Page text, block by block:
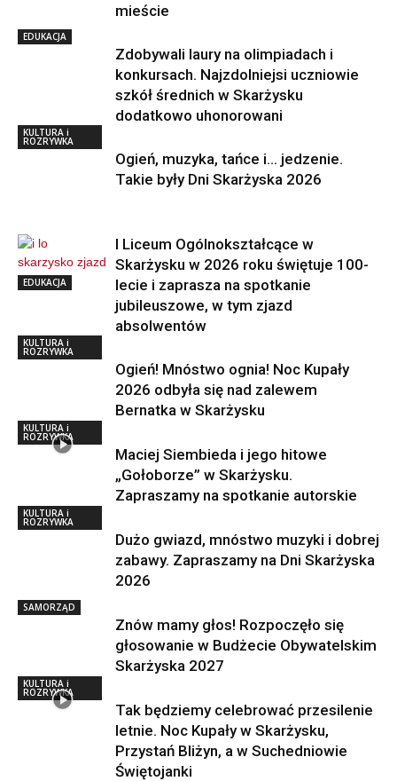
mieście
EDUKACJA
Zdobywali laury na olimpiadach i
konkursach. Najzdolniejsi uczniowie
szkół średnich w Skarżysku
dodatkowo uhonorowani
KULTURA i
ROZRYWKA
Ogień, muzyka, tańce i… jedzenie.
Takie były Dni Skarżyska 2026
EDUKACJA
I Liceum Ogólnokształcące w
Skarżysku w 2026 roku świętuje 100-
lecie i zaprasza na spotkanie
jubileuszowe, w tym zjazd
absolwentów
KULTURA i
ROZRYWKA
Ogień! Mnóstwo ognia! Noc Kupały
2026 odbyła się nad zalewem
Bernatka w Skarżysku
KULTURA i
ROZRYWKA
Maciej Siembieda i jego hitowe
„Gołoborze” w Skarżysku.
Zapraszamy na spotkanie autorskie
KULTURA i
ROZRYWKA
Dużo gwiazd, mnóstwo muzyki i dobrej
zabawy. Zapraszamy na Dni Skarżyska
2026
SAMORZĄD
Znów mamy głos! Rozpoczęło się
głosowanie w Budżecie Obywatelskim
Skarżyska 2027
KULTURA i
ROZRYWKA
Tak będziemy celebrować przesilenie
letnie. Noc Kupały w Skarżysku,
Przystań Bliżyn, a w Suchedniowie
Świętojanki